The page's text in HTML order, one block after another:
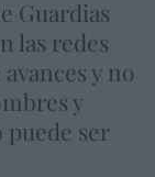
Guardias
las redes
y no
y
puede ser